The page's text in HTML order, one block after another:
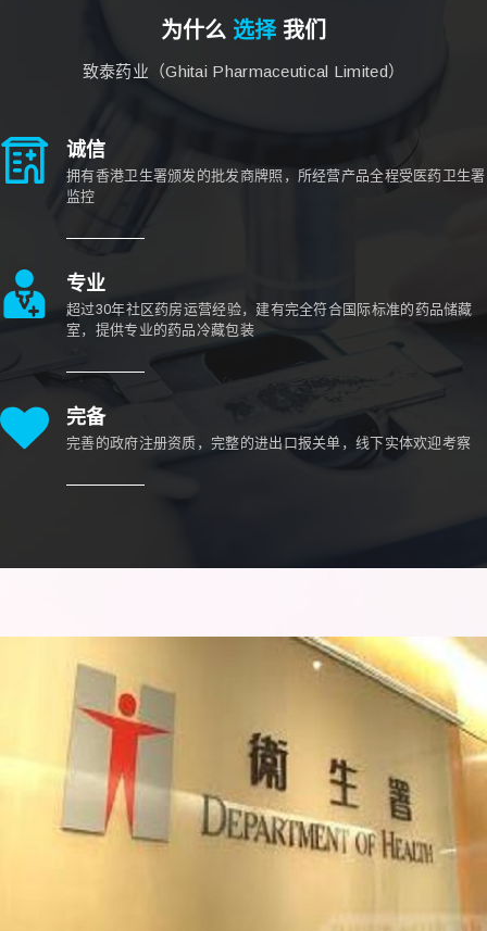
为什么 选择我们
致泰药业（Ghitai Pharmaceutical Limited）
诚信
拥有香港卫生署颁发的批发商牌照，所经营产品全程受医药卫生署
监控
专业
超过30年社区药房运营经验，建有完全符合国际标准的药品储藏
室，提供专业的药品冷藏包装
完备
完善的政府注册资质，完整的进出口报关单，线下实体欢迎考察